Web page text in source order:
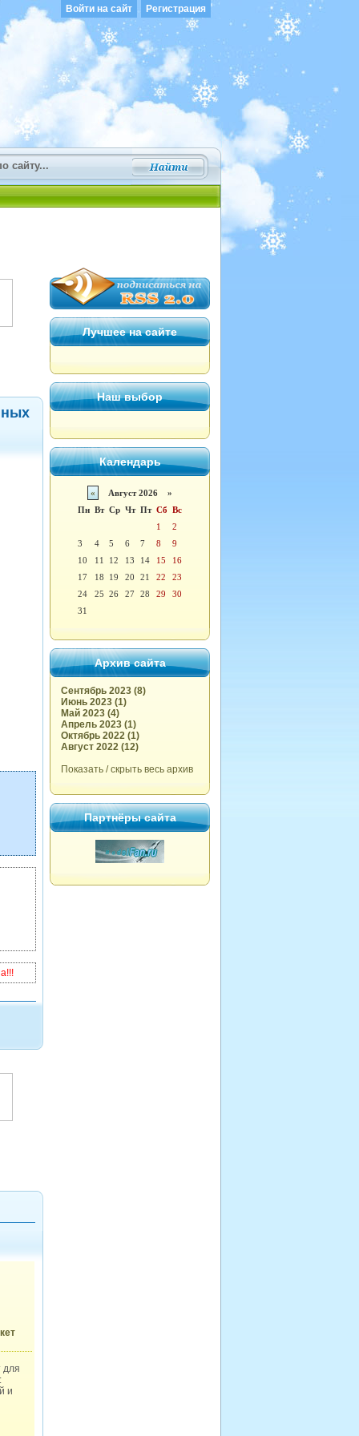
Войти на сайт Регистрация
для
и
Лучшее на сайте
Наш выбор
Календарь
«
Август 2026 »
Пн Вт Ср Чт Пт Сб Вс
1
2
3
4 5 6 7 8
9
10
11 12 13 14 15
16
17
18 19 20 21 22
23
24
25 26 27 28 29
30
31
Архив сайта
Сентябрь 2023 (8)
Июнь 2023 (1)
Май 2023 (4)
Апрель 2023 (1)
Октябрь 2022 (1)
Август 2022 (12)
Показать / скрыть весь архив
Партнёры сайта